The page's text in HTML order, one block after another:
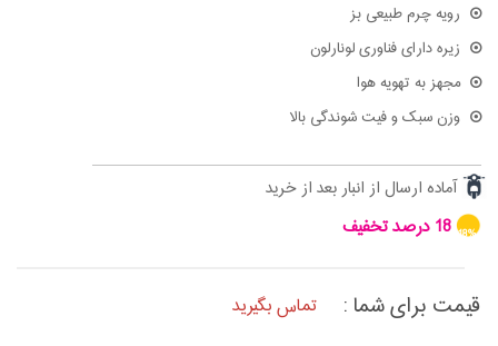
رویه چرم طبیعی بز
زیره دارای فناوری لونارلون
مجهز به تهویه هوا
وزن سبک و فیت شوندگی بالا
آماده ارسال از انبار بعد از خرید
18%
قیمت برای شما : تماس بگیرید